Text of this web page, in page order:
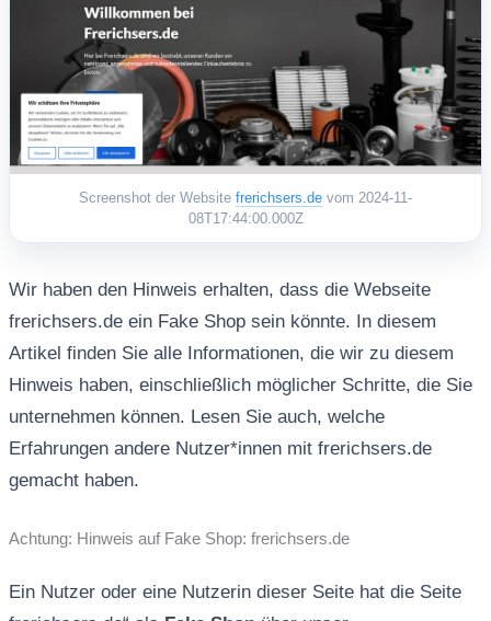
Screenshot der Website frerichsers.de vom 2024-11-
08T17:44:00.000Z
Wir haben den Hinweis erhalten, dass die Webseite
frerichsers.de ein Fake Shop sein könnte. In diesem
Artikel finden Sie alle Informationen, die wir zu diesem
Hinweis haben, einschließlich möglicher Schritte, die Sie
unternehmen können. Lesen Sie auch, welche
Erfahrungen andere Nutzer*innen mit frerichsers.de
gemacht haben.
Achtung: Hinweis auf Fake Shop: frerichsers.de
Ein Nutzer oder eine Nutzerin dieser Seite hat die Seite